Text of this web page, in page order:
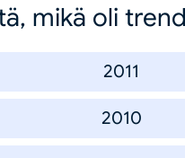
mikä oli
2011
2010